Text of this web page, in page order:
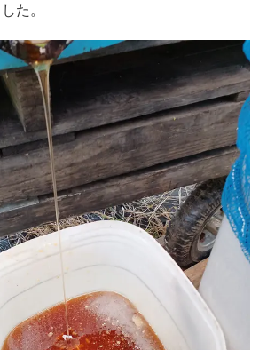
た。